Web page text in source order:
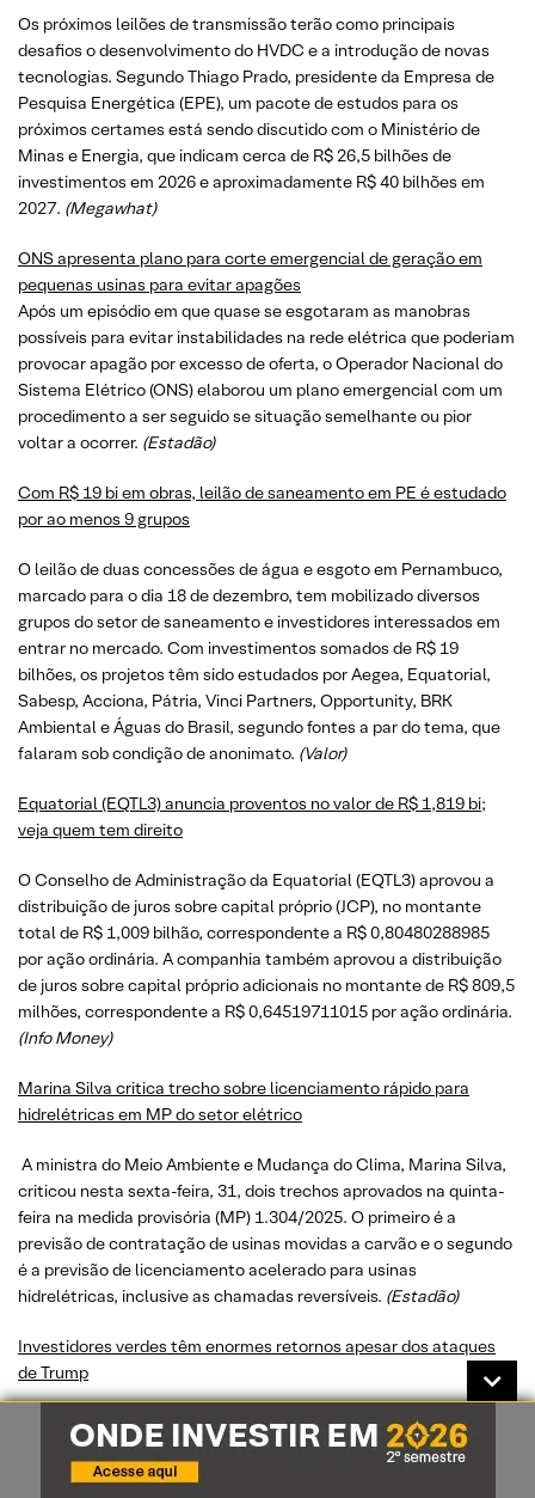
Os próximos leilões de transmissão terão como principais
desafios o desenvolvimento do HVDC e a introdução de novas
tecnologias. Segundo Thiago Prado, presidente da Empresa de
Pesquisa Energética (EPE), um pacote de estudos para os
próximos certames está sendo discutido com o Ministério de
Minas e Energia, que indicam cerca de R$ 26,5 bilhões de
investimentos em 2026 e aproximadamente R$ 40 bilhões em
2027. (Megawhat)
ONS apresenta plano para corte emergencial de geração em
pequenas usinas para evitar apagões
Após um episódio em que quase se esgotaram as manobras
possíveis para evitar instabilidades na rede elétrica que poderiam
provocar apagão por excesso de oferta, o Operador Nacional do
Sistema Elétrico (ONS) elaborou um plano emergencial com um
procedimento a ser seguido se situação semelhante ou pior
voltar a ocorrer. (Estadão)
Com R$ 19 bi em obras, leilão de saneamento em PE é estudado
por ao menos 9 grupos
O leilão de duas concessões de água e esgoto em Pernambuco,
marcado para o dia 18 de dezembro, tem mobilizado diversos
grupos do setor de saneamento e investidores interessados em
entrar no mercado. Com investimentos somados de R$ 19
bilhões, os projetos têm sido estudados por Aegea, Equatorial,
Sabesp, Acciona, Pátria, Vinci Partners, Opportunity, BRK
Ambiental e Águas do Brasil, segundo fontes a par do tema, que
falaram sob condição de anonimato. (Valor)
Equatorial (EQTL3) anuncia proventos no valor de R$ 1,819 bi;
veja quem tem direito
O Conselho de Administração da Equatorial (EQTL3) aprovou a
distribuição de juros sobre capital próprio (JCP), no montante
total de R$ 1,009 bilhão, correspondente a R$ 0,80480288985
por ação ordinária. A companhia também aprovou a distribuição
de juros sobre capital próprio adicionais no montante de R$ 809,5
milhões, correspondente a R$ 0,64519711015 por ação ordinária.
(Info Money)
Marina Silva critica trecho sobre licenciamento rápido para
hidrelétricas em MP do setor elétrico
A ministra do Meio Ambiente e Mudança do Clima, Marina Silva,
criticou nesta sexta-feira, 31, dois trechos aprovados na quinta-
feira na medida provisória (MP) 1.304/2025. O primeiro é a
previsão de contratação de usinas movidas a carvão e o segundo
é a previsão de licenciamento acelerado para usinas
hidrelétricas, inclusive as chamadas reversíveis. (Estadão)
Investidores verdes têm enormes retornos apesar dos ataques
de Trump
Mesmo com o presidente dos EUA, Donald Trump, cancelando
muitos programas do governo dos EUA dedicados a impulsionar
energia eólica, solar e veículos elétricos, as ações verdes se